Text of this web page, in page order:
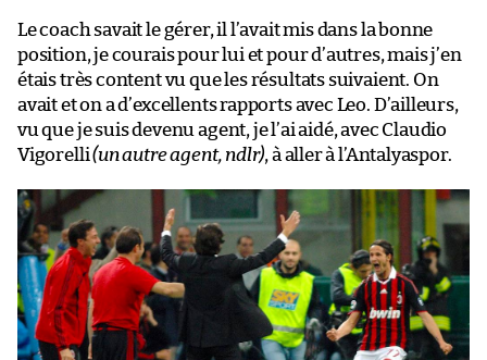
Le coach savait le gérer, il l’avait mis dans la bonne
position, je courais pour lui et pour d’autres, mais j’en
étais très content vu que les résultats suivaient. On
avait et on a d’excellents rapports avec Leo. D’ailleurs,
vu que je suis devenu agent, je l’ai aidé, avec Claudio
Vigorelli(un autre agent, ndlr), à aller à l’Antalyaspor.